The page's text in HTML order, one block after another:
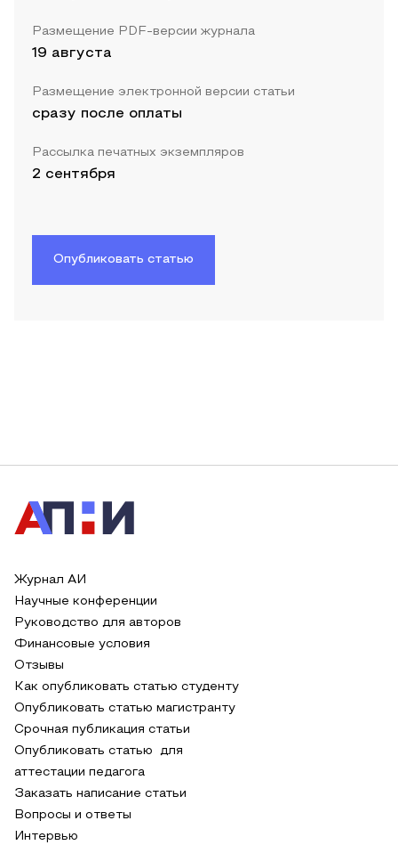
Размещение PDF-версии журнала
19 августа
Размещение электронной версии статьи
сразу после оплаты
Рассылка печатных экземпляров
2 сентября
Опубликовать статью
Журнал АИ
Научные конференции
Руководство для авторов
Финансовые условия
Отзывы
Как опубликовать статью студенту
Опубликовать статью магистранту
Срочная публикация статьи
Опубликовать статью для
аттестации педагога
Заказать написание статьи
Вопросы и ответы
Интервью